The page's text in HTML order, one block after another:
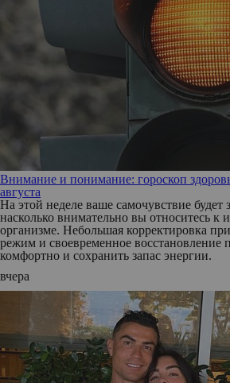
Внимание и понимание: гороскоп
августа
На этой неделе ваше самочувствие будет
насколько внимательно вы относитесь к
организме. Небольшая корректировка
режим и своевременное восстановление
комфортно и сохранить запас энергии.
вчера